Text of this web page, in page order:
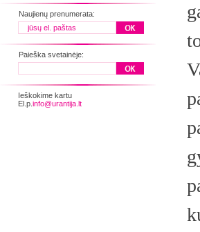
Naujienų prenumerata:
Paieška svetainėje:
Ieškokime kartu
El.p. info@urantija.lt